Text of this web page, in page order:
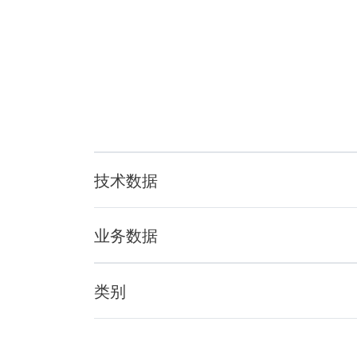
技术数据
厚度: 0.8mm
材料: SUS304
重量: 611g
业务数据
类别